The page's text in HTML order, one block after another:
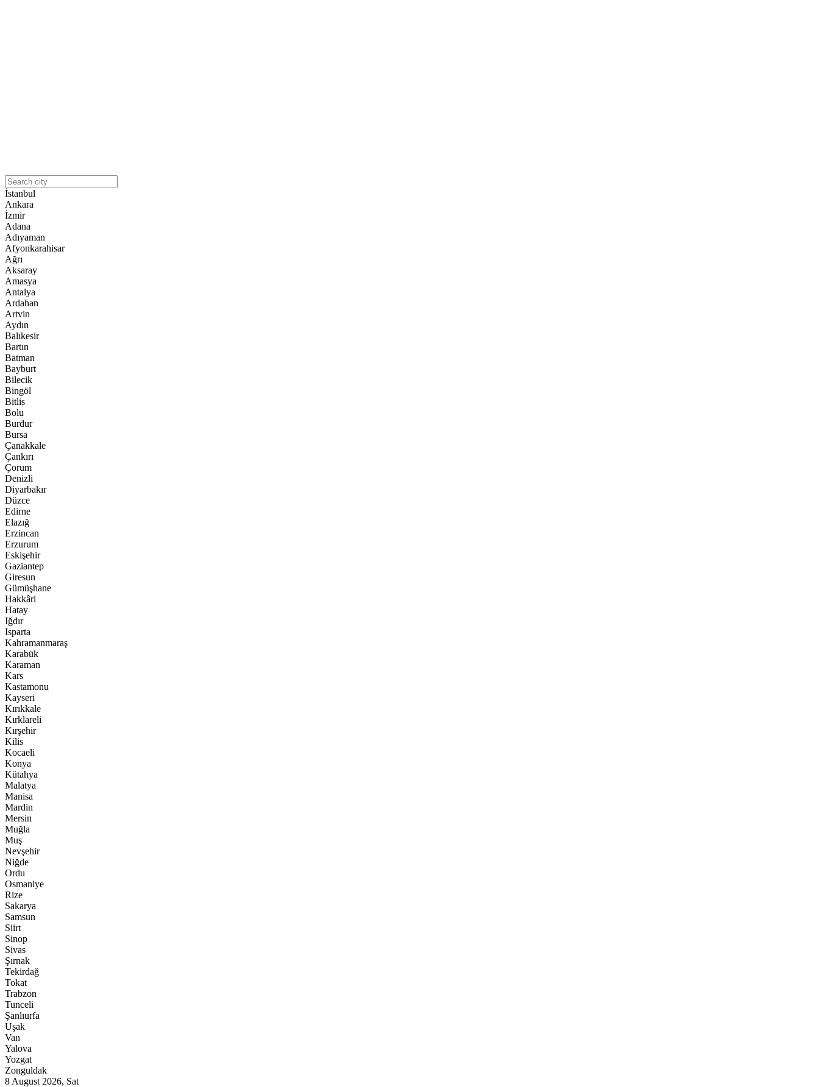
İstanbul
Ankara
İzmir
Adana
Adıyaman
Afyonkarahisar
Ağrı
Aksaray
Amasya
Antalya
Ardahan
Artvin
Aydın
Balıkesir
Bartın
Batman
Bayburt
Bilecik
Bingöl
Bitlis
Bolu
Burdur
Bursa
Çanakkale
Çankırı
Çorum
Denizli
Diyarbakır
Düzce
Edirne
Elazığ
Erzincan
Erzurum
Eskişehir
Gaziantep
Giresun
Gümüşhane
Hakkâri
Hatay
Iğdır
Isparta
Kahramanmaraş
Karabük
Karaman
Kars
Kastamonu
Kayseri
Kırıkkale
Kırklareli
Kırşehir
Kilis
Kocaeli
Konya
Kütahya
Malatya
Manisa
Mardin
Mersin
Muğla
Muş
Nevşehir
Niğde
Ordu
Osmaniye
Rize
Sakarya
Samsun
Siirt
Sinop
Sivas
Şırnak
Tekirdağ
Tokat
Trabzon
Tunceli
Şanlıurfa
Uşak
Van
Yalova
Yozgat
Zonguldak
8 August 2026, Sat